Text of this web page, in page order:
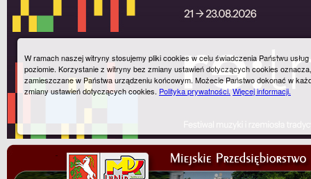
W ramach naszej witryny stosujemy pliki cookies w celu świadczenia Państwu
poziomie. Korzystanie z witryny bez zmiany ustawień dotyczących cookies
zamieszczane w Państwa urządzeniu końcowym. Możecie Państwo dokonać w
zmiany ustawień dotyczących cookies. Polityka prywatności.Więcej informacji.